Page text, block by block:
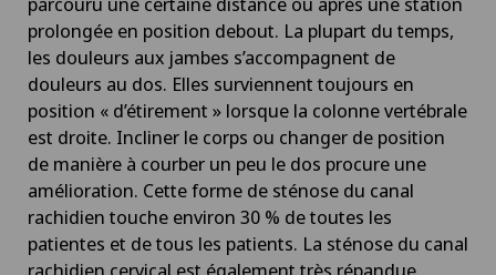
AVC
Calcification de l’épaule
Cancer de la prostate (carcinome de la prostate)
Cancer de la thyroïde (carcinome thyroïdien)
prolongée en position debout. La plupart du temps,
les douleurs aux jambes s’accompagnent de
douleurs au dos. Elles surviennent toujours en
position « d’étirement » lorsque la colonne vertébrale
est droite. Incliner le corps ou changer de position
de manière à courber un peu le dos procure une
amélioration. Cette forme de sténose du canal
rachidien touche environ 30 % de toutes les
patientes et de tous les patients. La sténose du canal
rachidien cervical est également très répandue.